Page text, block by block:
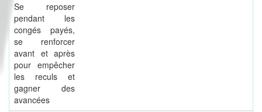
Se reposer
pendant les
congés payés,
se renforcer
avant et après
pour empêcher
les reculs et
gagner des
avancées